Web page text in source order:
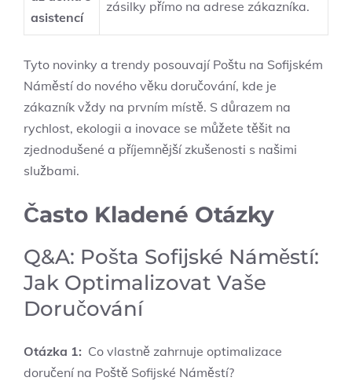
asistencí
zásilky přímo na adrese​ zákazníka.
Tyto novinky a trendy posouvají ⁣Poštu na Sofijském
Náměstí do‌ nového věku doručování,‍ kde je
zákazník vždy na⁢ prvním místě. S důrazem na
rychlost, ekologii a inovace se můžete těšit na
⁤zjednodušené a příjemnější zkušenosti s našimi⁣
službami.
Často Kladené Otázky
Q&A: Pošta Sofijské Náměstí:
Jak Optimalizovat Vaše
‌Doručování
Otázka 1: ​ Co vlastně zahrnuje optimalizace
doručení na Poště ⁤Sofijské Náměstí?